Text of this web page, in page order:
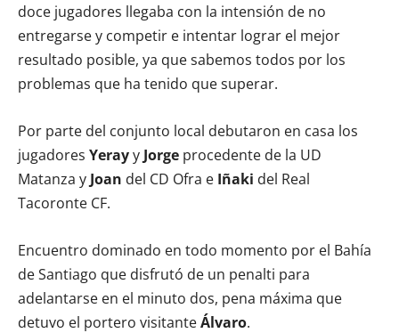
doce jugadores llegaba con la intensión de no
entregarse y competir e intentar lograr el mejor
resultado posible, ya que sabemos todos por los
problemas que ha tenido que superar.
Por parte del conjunto local debutaron en casa los
jugadores Yerayy Jorge procedente de la UD
Matanza y Joan del CD Ofra e Iñaki del Real
Tacoronte CF.
Encuentro dominado en todo momento por el Bahía
de Santiago que disfrutó de un penalti para
adelantarse en el minuto dos, pena máxima que
detuvo el portero visitanteÁlvaro.